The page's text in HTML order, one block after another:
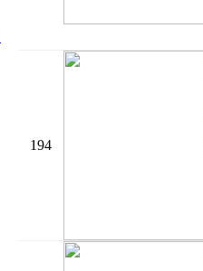
194